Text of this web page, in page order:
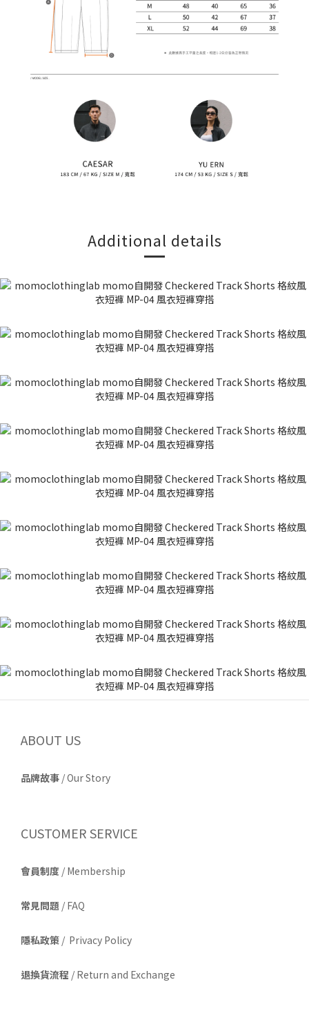
Additional details
ABOUT US
品牌故事 /Our Story
CUSTOMER SERVICE
會員制度 / Membership
常見問題 / FAQ
隱私政策 / Privacy Policy
退換貨流程 / Return and Exchange